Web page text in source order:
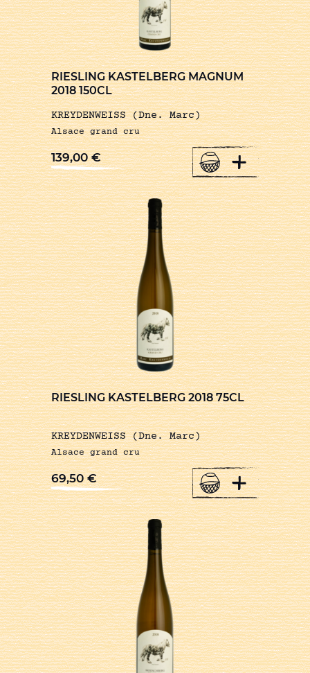
RIESLING KASTELBERG MAGNUM
2018 150CL
KREYDENWEISS (Dne. Marc)
Alsace grand cru
139,00€ +
RIESLING KASTELBERG 2018 75CL
KREYDENWEISS (Dne. Marc)
Alsace grand cru
69,50€ +